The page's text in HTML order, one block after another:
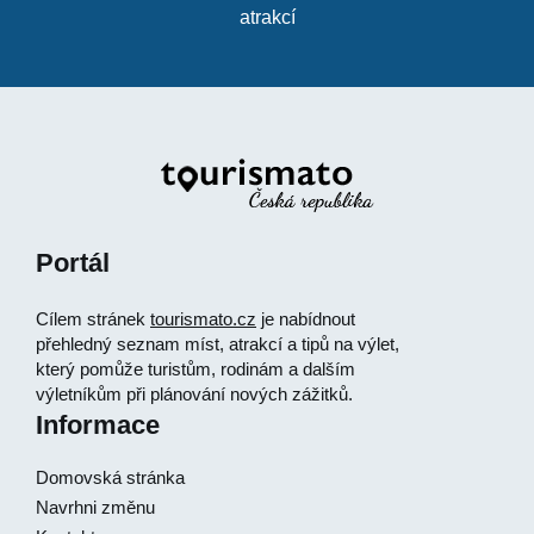
atrakcí
Portál
Cílem stránek tourismato.cz je nabídnout
přehledný seznam míst, atrakcí a tipů na výlet,
který pomůže turistům, rodinám a dalším
výletníkům při plánování nových zážitků.
Informace
Domovská stránka
Navrhni změnu